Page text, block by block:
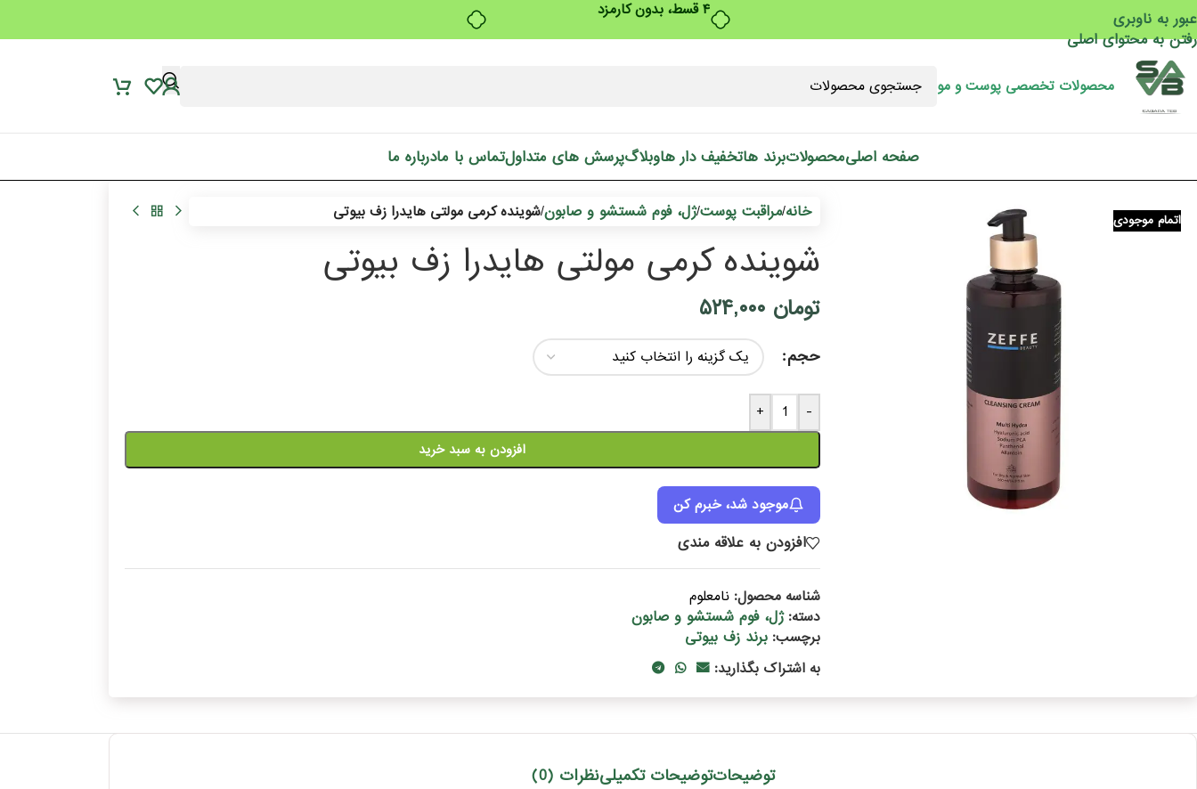
عبور به ناوبری
رفتن به محتوای اصلی
محصولات تخصصی پوست و مو
صفحه اصلیمحصولاتبرند هاتخفیف دار هاوبلاگپرسش های متداولتماس با مادرباره ما
اتمام موجودی خانه/مراقبت پوست/ژل، فوم شستشو و صابون/شوینده کرمی مولتی هایدرا زف بیوتی
شوینده کرمی مولتی هایدرا زف بیوتی
تومان ۵۲۴,۰۰۰
حجم
-
+
افزودن به سبد خرید
موجود شد، خبرم کن
افزودن به علاقه مندی
شناسه محصول:نامعلوم
دسته: ژل، فوم شستشو و صابون
برچسب: برند زف بیوتی
به اشتراک بگذارید:
توضیحاتتوضیحات تکمیلینظرات (0)